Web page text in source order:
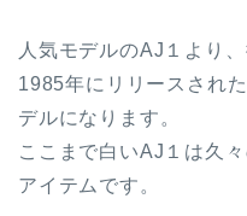
人気モデルのAJ１より
1985年にリリースされ
デルになります。
ここまで白いAJ１は久
アイテムです。